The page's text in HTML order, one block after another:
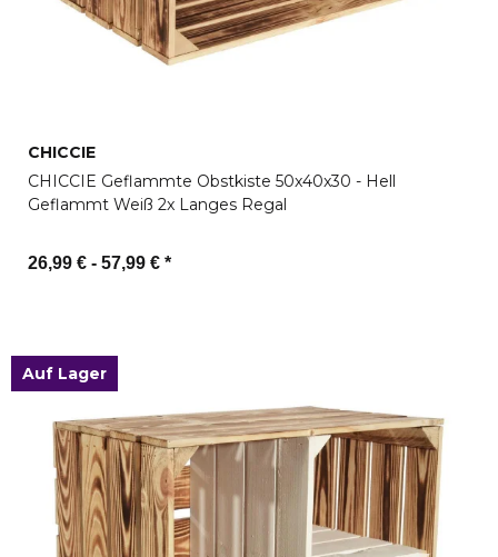
CHICCIE
CHICCIE Geflammte Obstkiste 50x40x30 - Hell
Geflammt Weiß 2x Langes Regal
26,99 € - 57,99 € *
Auf Lager